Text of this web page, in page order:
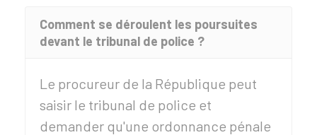
Comment se déroulent les poursuites
devant le tribunal de police ?
Le procureur de la République peut
saisir le tribunal de police et
demander qu'une ordonnance pénale